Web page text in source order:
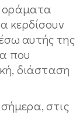
οράματα
κερδίσουν
αυτής της
που
διάσταση
στις